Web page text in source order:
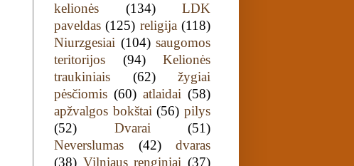
kelionės (134)
LDK
paveldas (125) religija (118)
Niurzgesiai (104) saugomos
teritorijos
(94)
Kelionės
traukiniais
(62)
žygiai
pėsčiomis (60) atlaidai (58)
apžvalgos bokštai (56) pilys
(52)
Dvarai
(51)
Neverslumas
(42)
dvaras
(38) Vilniaus renginiai (37)